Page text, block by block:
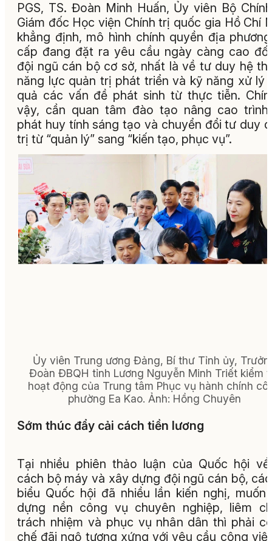
PGS, TS. Đoàn Minh Huấn, Ủy viên Bộ
Giám đốc Học viện Chính trị quốc gia Hồ Chí
khẳng định, mô hình chính quyền địa
cấp đang đặt ra yêu cầu ngày càng cao
đội ngũ cán bộ cơ sở, nhất là về tư duy hệ
năng lực quản trị phát triển và kỹ năng xử lý
quả các vấn đề phát sinh từ thực tiễn.
vậy, cần quan tâm đào tạo nâng cao trình
phát huy tính sáng tạo và chuyển đổi tư duy
trị từ “quản lý” sang “kiến tạo, phục vụ”.
Ủy viên Trung ương Đảng, Bí thư Tỉnh ủy,
Đoàn ĐBQH tỉnh Lương Nguyễn Minh Triết kiểm
hoạt động của Trung tâm Phục vụ hành chính
phường Ea Kao. Ảnh: Hồng Chuyên
Sớm thúc đẩy cải cách tiền lương
Tại nhiều phiên thảo luận của Quốc hội
cách bộ máy và xây dựng đội ngũ cán bộ,
biểu Quốc hội đã nhiều lần kiến nghị, muốn
dựng nền công vụ chuyên nghiệp, liêm
trách nhiệm và phục vụ nhân dân thì phải
chế đãi ngộ tương xứng với yêu cầu công